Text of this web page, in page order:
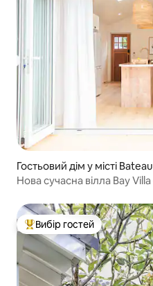
Гостьовий дім у місті
Нова сучасна вілла Bay
Топ вибір гостей
Вибір гостей